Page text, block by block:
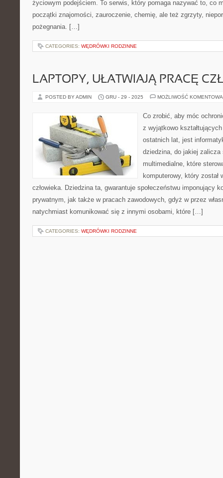
życiowym podejściem. To serwis, który pomaga nazywać to, co
początki znajomości, zauroczenie, chemię, ale też zgrzyty,
pożegnania. […]
CATEGORIES: WĘDRÓWKI RODZINNE
LAPTOPY, UŁATWIAJĄ PRACĘ
POSTED BY ADMIN GRU - 29 - 2025 MOŻLIWOŚĆ
Co zrobić, aby móc
z wyjątkowo
ostatnich lat, jest
dziedzina, do jakiej zalicza
multimedialne, które
komputerowy, który został
człowieka. Dziedzina ta, gwarantuje społeczeństwu imponujący
prywatnym, jak także w pracach zawodowych, gdyż w przez
natychmiast komunikować się z innymi osobami, które […]
CATEGORIES: WĘDRÓWKI RODZINNE